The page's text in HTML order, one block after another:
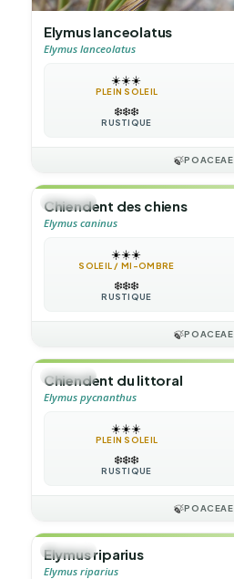
Elymus lanceolatus
Elymus lanceolatus
☀️☀️☀️
PLEIN SOLEIL
❄️❄️❄️
RUSTIQUE
🍃POACEAE
🌿HERBE
Chiendent des chiens
Elymus caninus
☀️☀️☀️
SOLEIL / MI-OMBRE
❄️❄️❄️
RUSTIQUE
🍃POACEAE
🌿HERBE
Chiendent du littoral
Elymus pycnanthus
☀️☀️☀️
PLEIN SOLEIL
❄️❄️❄️
RUSTIQUE
🍃POACEAE
🌿HERBE
Elymus riparius
Elymus riparius